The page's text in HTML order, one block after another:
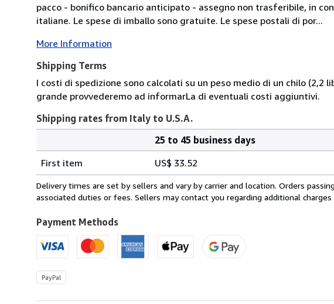
pacco - bonifico bancario anticipato - assegno non trasferibile, in
italiane. Le spese di imballo sono gratuite. Le spese postali di por...
More Information
Shipping Terms
I costi di spedizione sono calcolati su un peso medio di un chilo (2,2
grande provvederemo ad informarLa di eventuali costi aggiuntivi.
Shipping rates from Italy to U.S.A.
rates
from
Italy
U.S.A.
25 to 45 business days
First item
US$ 33.52
Delivery times are set by sellers and vary by carrier and location. Orders
associated duties or fees. Sellers may contact you regarding additional
Payment Methods
PayPal